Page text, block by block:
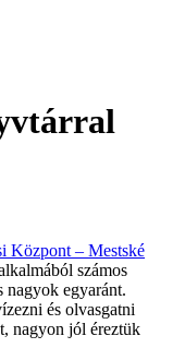
Központ – Mestské
számos
nagyok egyaránt.
és olvasgatni
nagyon jól éreztük